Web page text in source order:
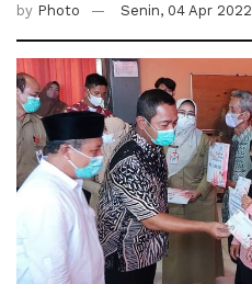
by Photo Senin, 04 Apr 2022